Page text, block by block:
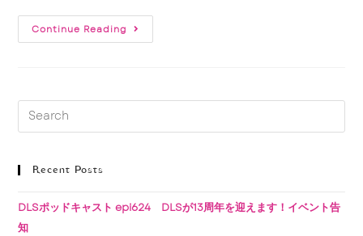
Continue Reading
Recent Posts
DLSポッドキャスト epi624 DLSが13周年を迎えます！イベント告
知